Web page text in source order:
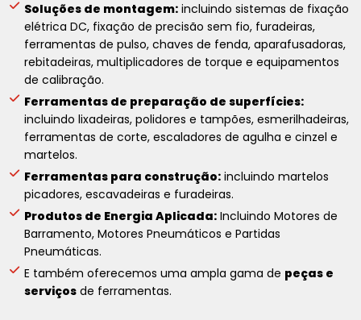
Soluções de montagem: incluindo sistemas de fixação
elétrica DC, fixação de precisão sem fio, furadeiras,
ferramentas de pulso, chaves de fenda, aparafusadoras,
rebitadeiras, multiplicadores de torque e equipamentos
de calibração.
Ferramentas de preparação de superfícies:
incluindo lixadeiras, polidores e tampões, esmerilhadeiras,
ferramentas de corte, escaladores de agulha e cinzel e
martelos.
Ferramentas para construção: incluindo martelos
picadores, escavadeiras e furadeiras.
Produtos de Energia Aplicada: Incluindo Motores de
Barramento, Motores Pneumáticos e Partidas
Pneumáticas.
E também oferecemos uma ampla gama de peças e
serviços de ferramentas.